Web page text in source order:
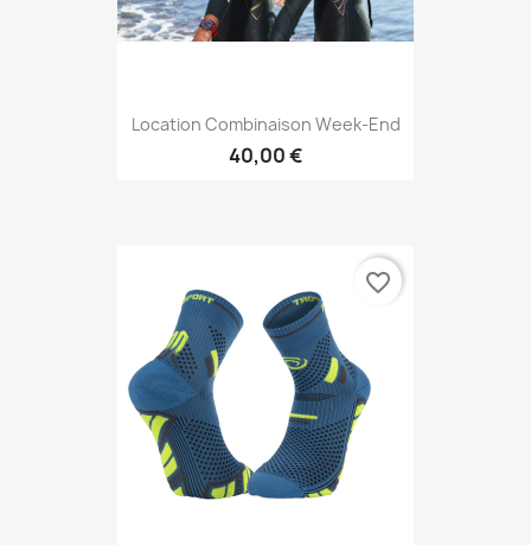
Location Combinaison Week-End
40,00 €
favorite_border